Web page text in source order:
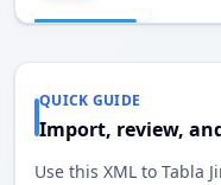
QUICK GUIDE
Import, review,
Use this XML to Tabla